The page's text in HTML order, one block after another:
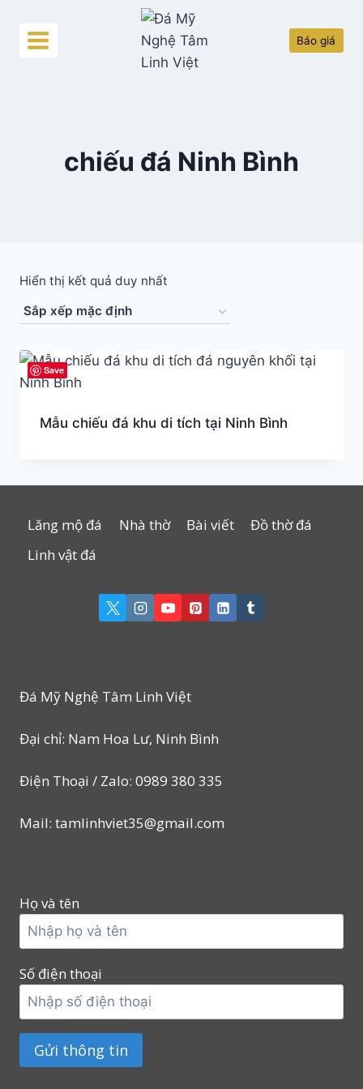
content
Báo giá
chiếu đá Ninh Bình
Hiển thị kết quả duy nhất
Save
Mẫu chiếu đá khu di tích tại Ninh Bình
Lăng mộ đá Nhà thờ Bài viết
Đồ thờ đá
Linh vật đá
Đá Mỹ Nghệ Tâm Linh Việt
Đại chỉ: Nam Hoa Lư, Ninh Bình
Điện Thoại / Zalo: 0989 380 335
Mail: tamlinhviet35@gmail.com
Họ và tên
Số điện thoại